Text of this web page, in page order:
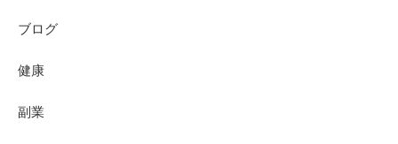
ブログ
健康
副業